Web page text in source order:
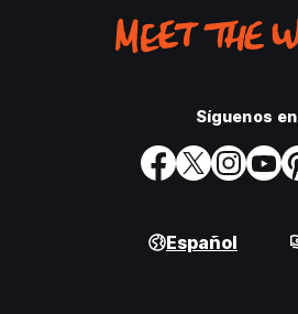
Síguenos en
Español